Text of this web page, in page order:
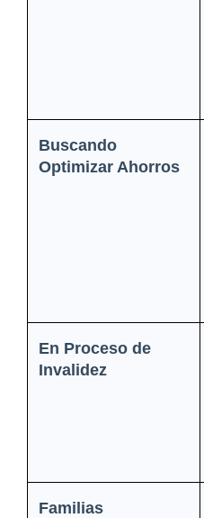
Buscando
Optimizar Ahorros
En Proceso de
Invalidez
Familias